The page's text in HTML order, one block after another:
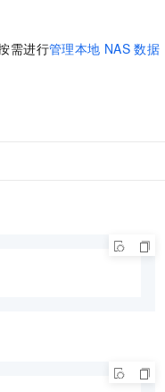
需进行管理本地 NAS 数据